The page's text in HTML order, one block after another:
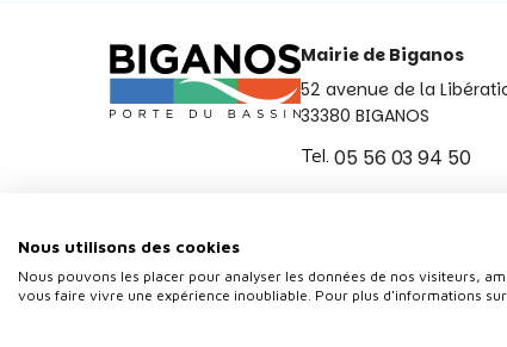
Mairie de Biganos
52 avenue de la
33380 BIGANOS
Tel. 05 56 03 94 50
Nous utilisons des cookies
Nous pouvons les placer pour analyser les données de nos visiteurs,
vous faire vivre une expérience inoubliable. Pour plus d'informations